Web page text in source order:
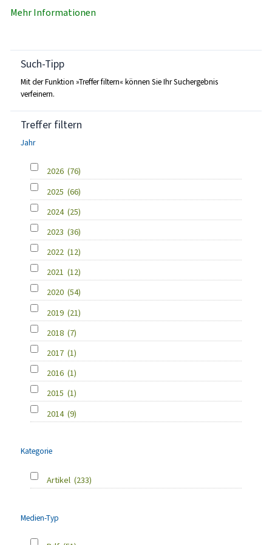
Mehr Informationen
Such-Tipp
Mit der Funktion »Treffer filtern« können Sie Ihr Suchergebnis
verfeinern.
Treffer filtern
Jahr
2026 (76)
2025 (66)
2024 (25)
2023 (36)
2022 (12)
2021 (12)
2020 (54)
2019 (21)
2018 (7)
2017 (1)
2016 (1)
2015 (1)
2014 (9)
Kategorie
Artikel (233)
Medien-Typ